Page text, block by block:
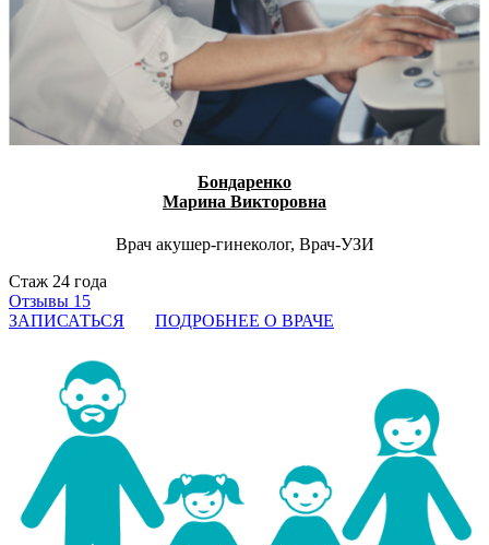
Бондаренко
Марина Викторовна
Врач акушер-гинеколог, Врач-УЗИ
Стаж 24 года
Отзывы 15
ЗАПИСАТЬСЯ
ПОДРОБНЕЕ О ВРАЧЕ